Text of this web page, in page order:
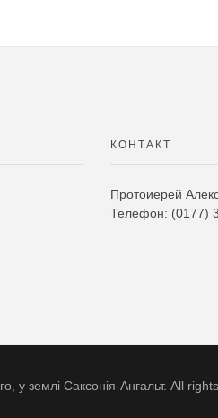
КОНТАКТ
Протоиерей
Телефон: (0177)
у землі Саксонія-Ангальт. All